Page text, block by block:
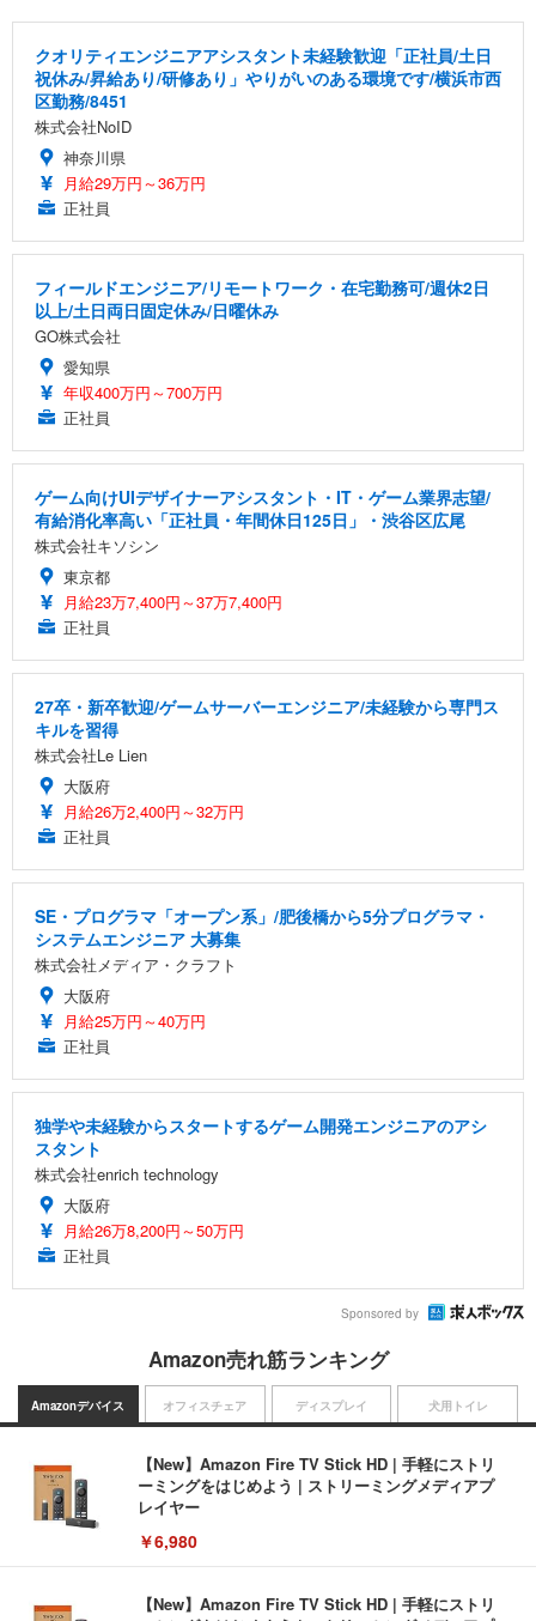
クオリティエンジニアアシスタント未経験歓迎「正社員/土日
祝休み/昇給あり/研修あり」やりがいのある環境です/横浜市西
区勤務/8451
株式会社NoID
神奈川県
月給29万円～36万円
正社員
フィールドエンジニア/リモートワーク・在宅勤務可/週休2日
以上/土日両日固定休み/日曜休み
GO株式会社
愛知県
年収400万円～700万円
正社員
ゲーム向けUIデザイナーアシスタント・IT・ゲーム業界志望/
有給消化率高い「正社員・年間休日125日」・渋谷区広尾
株式会社キソシン
東京都
月給23万7,400円～37万7,400円
正社員
27卒・新卒歓迎/ゲームサーバーエンジニア/未経験から専門ス
キルを習得
株式会社Le Lien
大阪府
月給26万2,400円～32万円
正社員
SE・プログラマ「オープン系」/肥後橋から5分プログラマ・
システムエンジニア 大募集
株式会社メディア・クラフト
大阪府
月給25万円～40万円
正社員
独学や未経験からスタートするゲーム開発エンジニアのアシ
スタント
株式会社enrich technology
大阪府
月給26万8,200円～50万円
正社員
Sponsored by
Amazon売れ筋ランキング
Amazonデバイス
【New】Amazon Fire TV Stick HD | 手軽にストリ
ーミングをはじめよう | ストリーミングメディアプ
レイヤー
￥6,980
【New】Amazon Fire TV Stick HD | 手軽にストリ
オフィスチェア ディスプレイ 犬用トイレ